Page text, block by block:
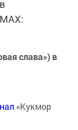
слава») в
«Кукмор